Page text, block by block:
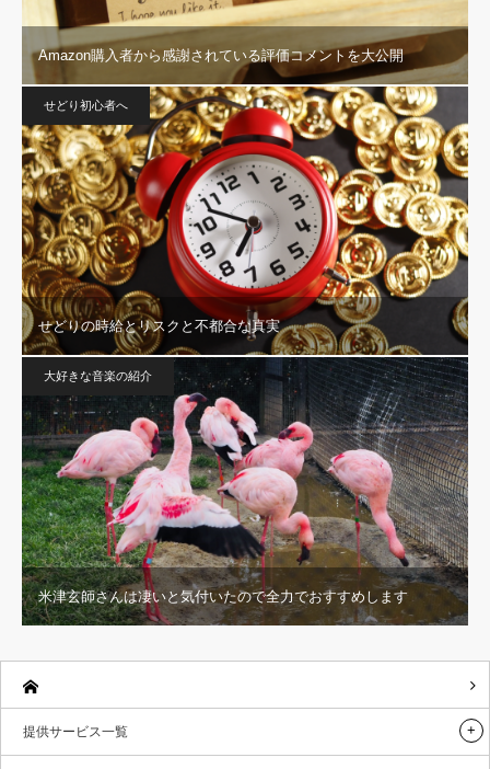
Amazon購入者から感謝されている評価コメントを大公開
せどり初心者へ
せどりの時給とリスクと不都合な真実
大好きな音楽の紹介
米津玄師さんは凄いと気付いたので全力でおすすめします
提供サービス一覧